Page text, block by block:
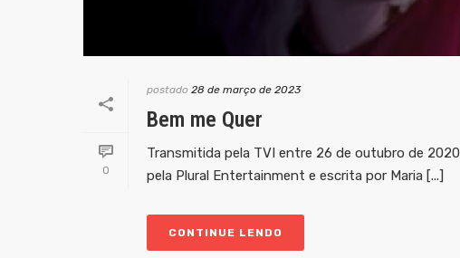
0
postado 28 de março de 2023
Bem me Quer
Transmitida pela TVI entre 26 de outubro de
pela Plural Entertainment e escrita por Maria [...]
CONTINUE LENDO